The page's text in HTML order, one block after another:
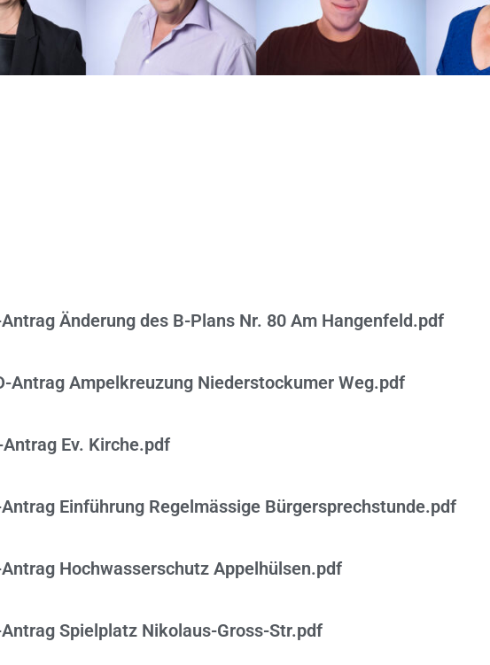
Änderung des B-Plans Nr. 80 Am Hangenfeld.pdf
Antrag Ampelkreuzung Niederstockumer Weg.pdf
Ev. Kirche.pdf
Einführung Regelmässige Bürgersprechstunde.pdf
Hochwasserschutz Appelhülsen.pdf
Spielplatz Nikolaus-Gross-Str.pdf